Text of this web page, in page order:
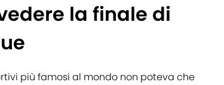
la finale di
più famosi al mondo non poteva che